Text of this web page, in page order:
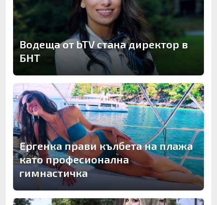
Водеща от bTV стана директор в
БНТ
Ергенка прави кълбета на плажа
като професионална
гимнастичка